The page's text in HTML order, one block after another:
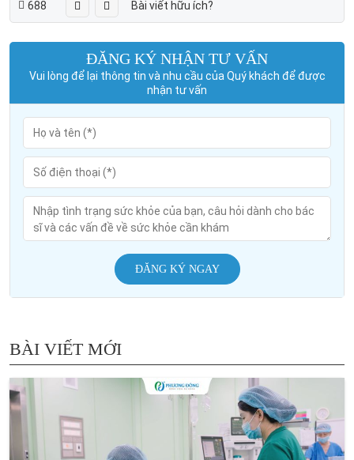
688 Bài viết hữu ích?
ĐĂNG KÝ NHẬN TƯ VẤN
Vui lòng để lại thông tin và nhu cầu của Quý khách để được
nhận tư vấn
ĐĂNG KÝ NGAY
BÀI VIẾT MỚI